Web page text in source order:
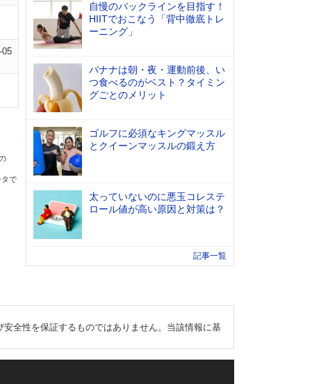
05
で
自慢のバックラインを目指す！
HIITでおこなう「背中徹底トレ
ーニング」
バナナは朝・夜・運動前後、い
つ食べるのがベスト？タイミン
グごとのメリット
ゴルフに必須なキングマッスル
とクイーンマッスルの鍛え方
太っていないのに悪玉コレステ
ロール値が高い原因と対策は？
記事一覧
全性を保証するものではありません。当該情報に基